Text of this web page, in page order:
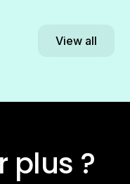
View all
plus ?